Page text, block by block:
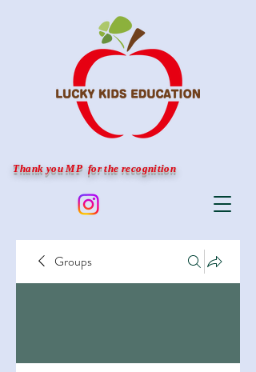
Thank you MP for the recognition
Groups